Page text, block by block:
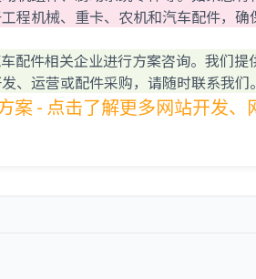
程机械、重卡、农机和汽车配件，确
配件相关企业进行方案咨询。我们提
、运营或配件采购，请随时联系我们。
案 - 点击了解更多网站开发